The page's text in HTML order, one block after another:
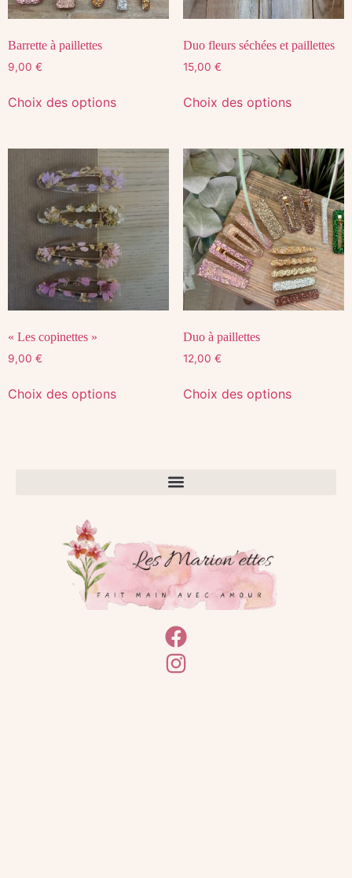
Barrette à paillettes
9,00 €
Choix des options
Duo fleurs séchées et paillettes
15,00 €
Choix des options
« Les copinettes »
9,00 €
Choix des options
Duo à paillettes
12,00 €
Choix des options